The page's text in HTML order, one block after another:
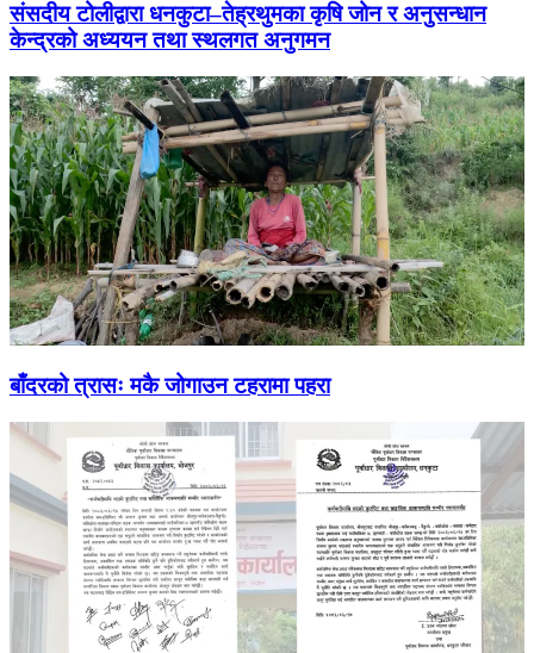
संसदीय टोलीद्वारा धनकुटा–तेह्रथुमका कृषि जोन र अनुसन्धान
केन्द्रको अध्ययन तथा स्थलगत अनुगमन
बाँदरको त्रासः मकै जोगाउन टहरामा पहरा